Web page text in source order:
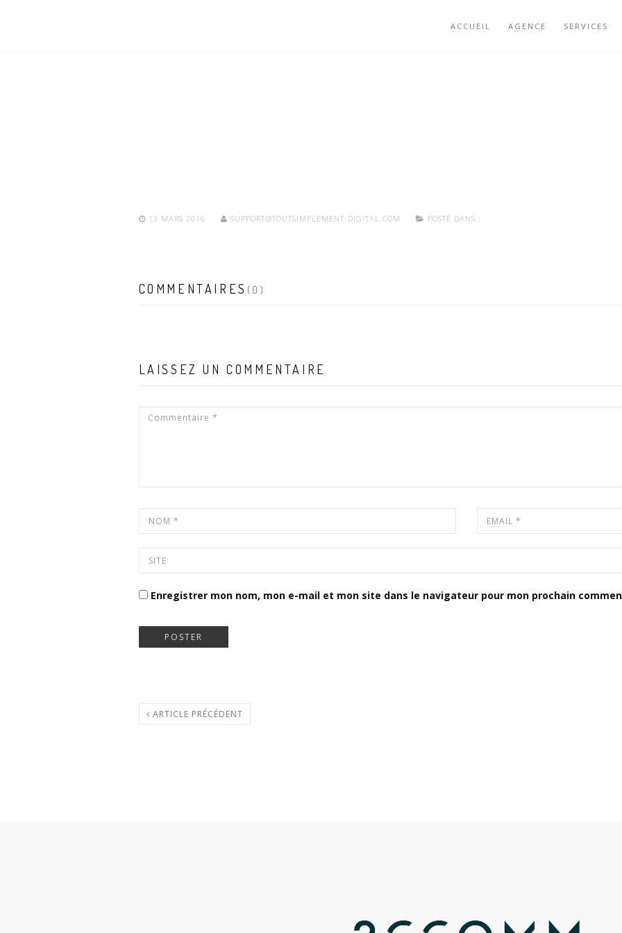
ACCUEIL AGENCE SERVICES
13 MARS 2016 SUPPORT@TOUTSIMPLEMENT-DIGITAL.COM POSTÉ DANS :
COMMENTAIRES (0)
LAISSEZ UN COMMENTAIRE
Enregistrer mon nom, mon e-mail et mon site dans le navigateur pour mon prochain
ARTICLE PRÉCÉDENT